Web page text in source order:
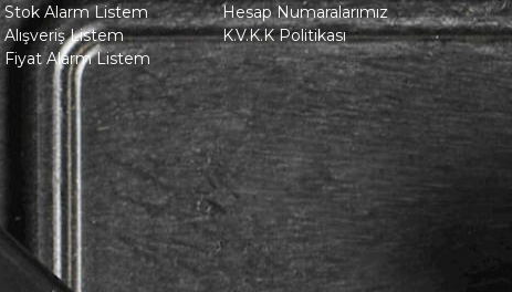
Stok Alarm Listem
Alışveriş Listem
Fiyat Alarm Listem
Hesap Numaralarımız
K.V.K.K Politikası